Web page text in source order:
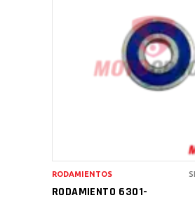
AÑADIR AL CARRITO
RODAMIENTO 6301-
RODAMIENTOS